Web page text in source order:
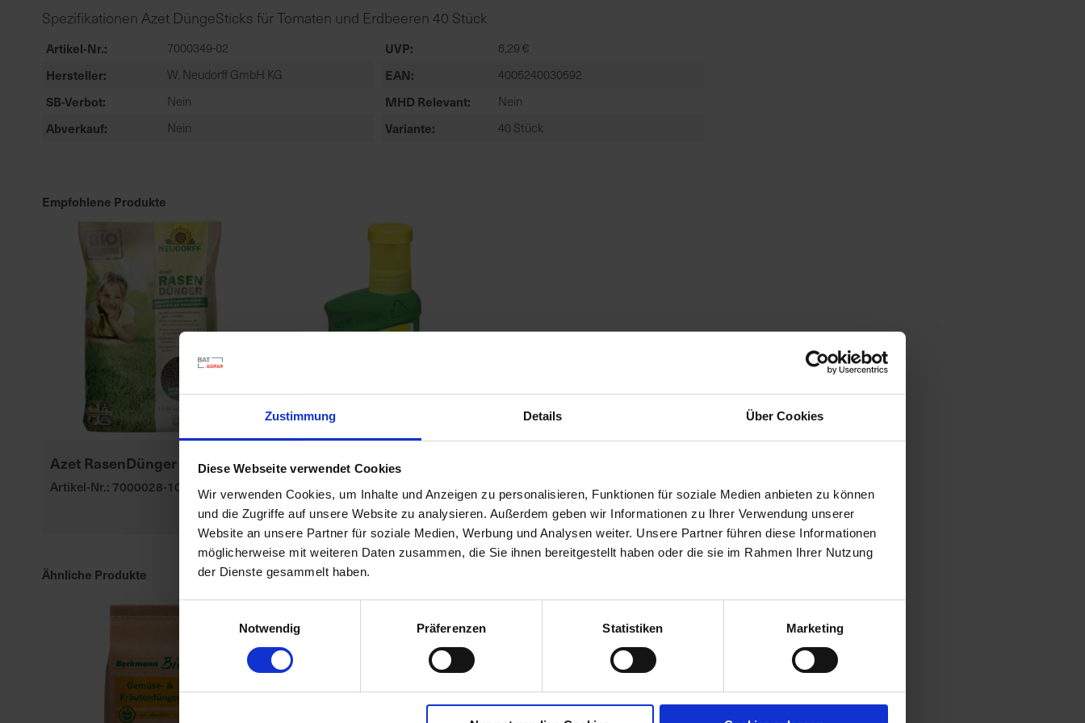
Zustimmung Details Über Cookies
Diese Webseite verwendet Cookies
Wir verwenden Cookies, um Inhalte und Anzeigen zu personalisieren, Funktionen für soziale Medien anbieten zu können
und die Zugriffe auf unsere Website zu analysieren. Außerdem geben wir Informationen zu Ihrer Verwendung unserer
Website an unsere Partner für soziale Medien, Werbung und Analysen weiter. Unsere Partner führen diese Informationen
möglicherweise mit weiteren Daten zusammen, die Sie ihnen bereitgestellt haben oder die sie im Rahmen Ihrer Nutzung
der Dienste gesammelt haben.
Einwilligungsauswahl
Notwendig
Präferenzen Statistiken Marketing
Spezifikationen Azet DüngeSticks für Tomaten und Erdbeeren 40 Stück
Artikel-Nr. 7000349-02 UVP 6,29 €
Hersteller W. Neudorff GmbH KG EAN 4005240030592
SB-Verbot Nein MHD Relevant Nein
Abverkauf Nein Variante 40 Stück
Empfohlene Produkte
Azet RasenDünger
Artikel-Nr.: 7000028-10-cfg
BioTrissol Zitrus- und
Artikel-Nr.: 7000226-01-cfg
Ähnliche Produkte